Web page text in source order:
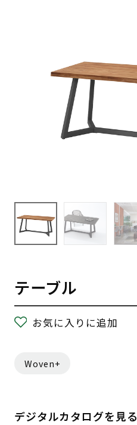
テーブル
お気に入りに追加
Woven+
デジタルカタログを見る